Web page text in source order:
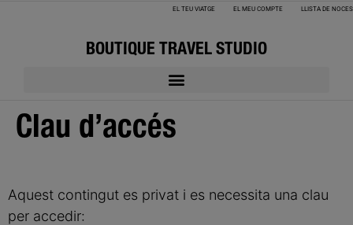
EL TEU VIATGE EL MEU COMPTE LLISTA DE NOCES
BOUTIQUE TRAVEL STUDIO
Clau d’accés
Aquest contingut es privat i es necessita una clau
per accedir: